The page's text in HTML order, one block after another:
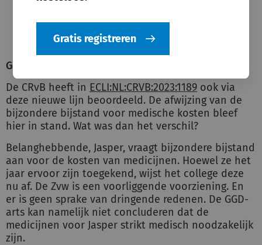
Gratis registreren
blijvend ernstig letsel/invaliditeit.
Geen dringende reden
De CRvB heeft in ECLI:NL:CRVB:2023:1189 ook via
deze nieuwe lijn beoordeeld. De afwijzing van de
bijzondere bijstand voor medische kosten bleef
hier in stand. Wat was dan het verschil?
Belanghebbende, Jasper, vraagt bijzondere bijstand
aan voor de kosten van medicijnen. Hoewel ze het
jaar ervoor zijn toegekend, wijst het college deze
nu af. De Zvw is een voorliggende voorziening. En
er is geen sprake van dringende redenen. De GGD-
arts kan namelijk niet concluderen dat de
medicijnen voor Jasper strikt medisch noodzakelijk
zijn.